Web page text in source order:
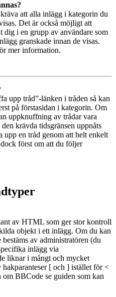
att alla inlägg i kategorin du
Det är också möjligt att
dig i en grupp av användare som
granskade innan de visas.
mer information.
upp tråd”-länken i tråden så kan
på förstasidan i kategorin. Om
uppknuffning av trådar vara
krävda tidsgränsen uppnåts
upp en tråd genom att helt enkelt
först om att du följer
av HTML som ger stor kontroll
objekt i ett inlägg. Om du kan
av administratören (du
inlägg via
liknar i mångt och mycket
[ och ] istället för <
BBCode se guiden som kan